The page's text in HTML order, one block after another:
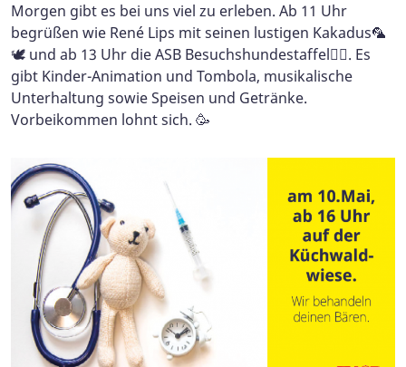
Morgen gibt es bei uns viel zu erleben. Ab 11 Uhr
begrüßen wie René Lips mit seinen lustigen Kakadus🦜
🕊 und ab 13 Uhr die ASB Besuchshundestaffel🐕‍🦺. Es
gibt Kinder-Animation und Tombola, musikalische
Unterhaltung sowie Speisen und Getränke.
Vorbeikommen lohnt sich. 🥳